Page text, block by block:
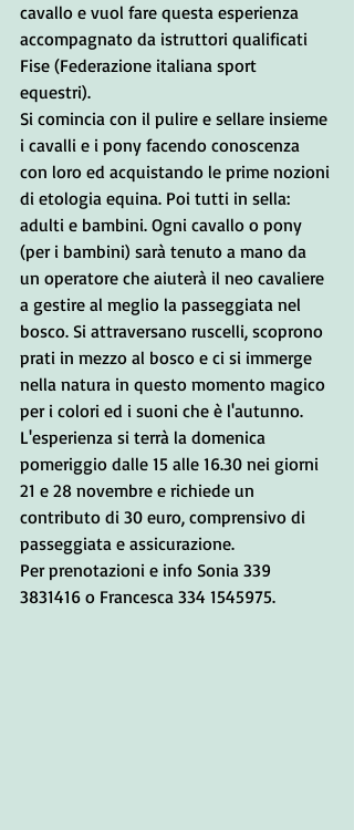
cavallo e vuol fare questa esperienza
accompagnato da istruttori qualificati
Fise (Federazione italiana sport
equestri).
Si comincia con il pulire e sellare insieme
i cavalli e i pony facendo conoscenza
con loro ed acquistando le prime nozioni
di etologia equina. Poi tutti in sella:
adulti e bambini. Ogni cavallo o pony
(per i bambini) sarà tenuto a mano da
un operatore che aiuterà il neo cavaliere
a gestire al meglio la passeggiata nel
bosco. Si attraversano ruscelli, scoprono
prati in mezzo al bosco e ci si immerge
nella natura in questo momento magico
per i colori ed i suoni che è l'autunno.
L'esperienza si terrà la domenica
pomeriggio dalle 15 alle 16.30 nei giorni
21 e 28 novembre e richiede un
contributo di 30 euro, comprensivo di
passeggiata e assicurazione.
Per prenotazioni e info Sonia 339
3831416 o Francesca 334 1545975.